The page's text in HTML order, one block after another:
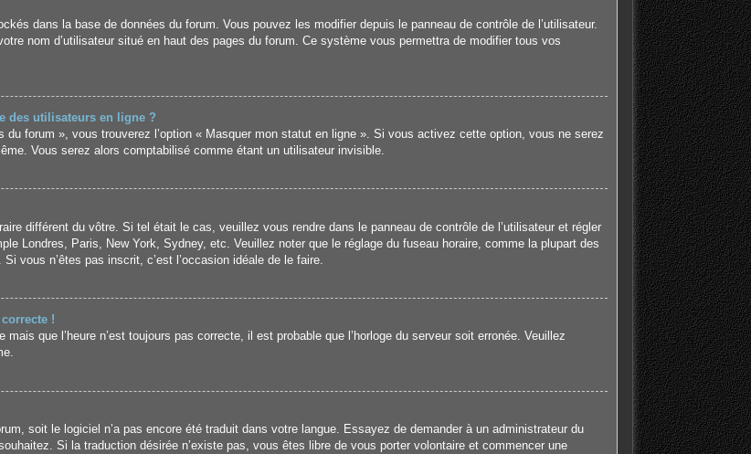
dans la base de données du forum. Vous pouvez les modifier depuis le panneau de contrôle de l’utilisateur.
nom d’utilisateur situé en haut des pages du forum. Ce système vous permettra de modifier tous vos
des utilisateurs en ligne ?
du forum », vous trouverez l’option « Masquer mon statut en ligne ». Si vous activez cette option, vous ne serez
Vous serez alors comptabilisé comme étant un utilisateur invisible.
différent du vôtre. Si tel était le cas, veuillez vous rendre dans le panneau de contrôle de l’utilisateur et régler
Londres, Paris, New York, Sydney, etc. Veuillez noter que le réglage du fuseau horaire, comme la plupart des
vous n’êtes pas inscrit, c’est l’occasion idéale de le faire.
!
que l’heure n’est toujours pas correcte, il est probable que l’horloge du serveur soit erronée. Veuillez
soit le logiciel n’a pas encore été traduit dans votre langue. Essayez de demander à un administrateur du
Si la traduction désirée n’existe pas, vous êtes libre de vous porter volontaire et commencer une